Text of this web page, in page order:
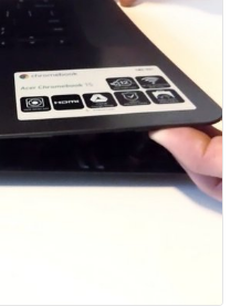
Abbrechen Kommentieren